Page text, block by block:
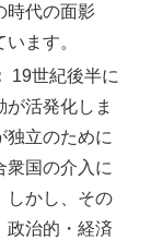
時代の面影
ます。
19世紀後半に
活発化しま
独立のために
衆国の介入に
しかし、その
政治的・経済